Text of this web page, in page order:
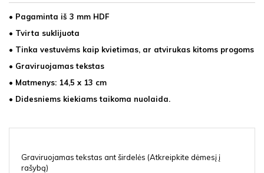
• Pagaminta iš 3 mm HDF
• Tvirta suklijuota
• Tinka vestuvėms kaip kvietimas, ar atvirukas kitoms progoms
• Graviruojamas tekstas
• Matmenys: 14,5 x 13 cm
• Didesniems kiekiams taikoma nuolaida.
Graviruojamas tekstas ant širdelės (Atkreipkite dėmesį į
rašybą)